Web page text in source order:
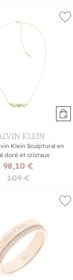
KLEIN
Klein Sculptural en
doré et cristaux
98,10 €
109 €